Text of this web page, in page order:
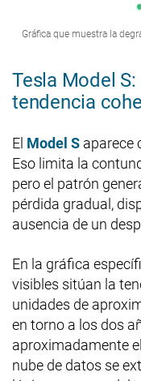
Gráfica que muestra la
Tesla Model
tendencia
El Model S aparece
Eso limita la
pero el patrón
pérdida gradual,
ausencia de un
En la gráfica
visibles sitúan la
unidades de
en torno a los dos
aproximadamente
nube de datos se